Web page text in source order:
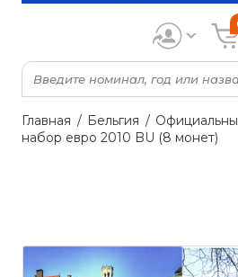
Главная Бельгия
набор евро 2010 BU (8 монет)